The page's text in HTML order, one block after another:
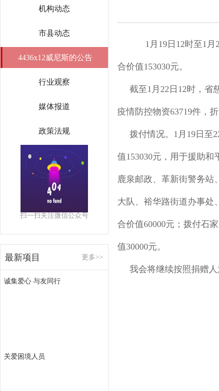
机构动态
市县动态
4436x12威尼斯的公告
行业观察
媒体报道
政策法规
扫一扫关注微信公众号
最新项目 更多>>
诚集爱心 与友同行
关爱困境人员
1月19日12时至1月
合价值153030元。
截至1月22日12时，省
疫情防控物资63719件，
拨付情况。1月19日至
值153030元，用于援助
鹿泉邮政、革新街警务站
大队、裕华路街道办事处
合价值60000元；拨付石
值30000元。
我会将继续按照捐赠人